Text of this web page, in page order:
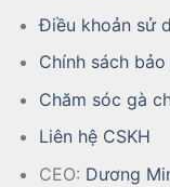
Điều khoản sử
Chính sách
Chăm sóc gà
Liên hệ CSKH
CEO: Dương